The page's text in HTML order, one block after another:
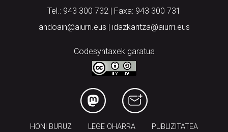
Tel.: 943 300 732 | Faxa: 943 300 731
andoain@aiurri.eus | idazkaritza@aiurri.eus
Codesyntaxek garatua
HONI BURUZ LEGE OHARRA PUBLIZITATEA